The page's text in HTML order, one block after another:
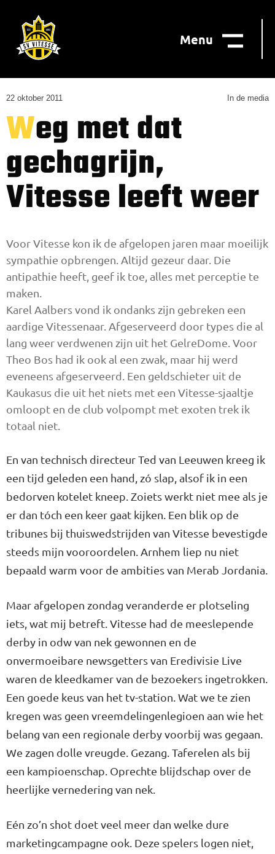
Menu
22 oktober 2011 In de media
Weg met dat
gechagrijn,
Vitesse leeft weer
Voor Vitesse kon ik de afgelopen jaren maar moeilijk
sympathie opbrengen. Altijd gezeur daar. Die
antipathie heeft, geef ik toe, alles met perceptie te
maken.
Karel Aalbers vond ik ondanks zijn gebreken een
aardige Vitessenaar. Afgeserveerd door types die al
lang weer verdwenen zijn uit het GelreDome. Voor
Theo Bos had ik ook al een zwak, maar hij werd
eveneens afgeserveerd. Een geldschieter uit de
Kaukasus die uit het niets met een Vitesse-sjaaltje
omloopt en de club volpompt met exoten trek ik
totaal niet.
En van technisch directeur Ted van Leeuwen kreeg ik
een tijd geleden een hand, zó slap, alsof ik in een
bedorven kotelet kneep. Zoiets werkt niet mee als je
er dan tóch een keer gaat kijken. Een blik op de
tribunes bij thuiswedstrijden van Vitesse bevestigde
steeds mijn vooroordelen. Arnhem liep nu niet
bepaald warm voor de ambities van Merab Jordania.
Maar afgelopen zondag veranderde er plotseling
iets, wat mij betreft. Vitesse had de meeslepende
derby in odw van nek gewonnen en de
onvermoeibare newsgetters van Eredivisie Live
waren de kleedkamer van de bezoekers ingetrokken.
Een goede keus van het tv-station. Wat we te zien
kregen was geen vreemdelingenlegioen aan wie het
belang van een regionale derby voorbij was gegaan.
We zagen dolle vreugde. Gezang. Taferelen als bij
een kampioenschap. Oprechte blijdschap over de
heerlijke vernedering van nek.
Eén zo’n shot doet veel meer dan welke dure
marketingcampagne ook. Deze spelers logen niet,